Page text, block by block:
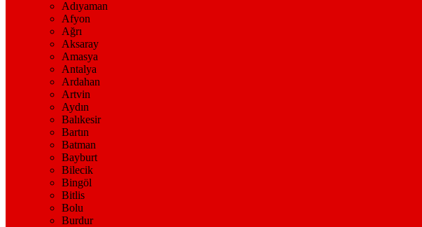
Adıyaman
Afyon
Ağrı
Aksaray
Amasya
Antalya
Ardahan
Artvin
Aydın
Balıkesir
Bartın
Batman
Bayburt
Bilecik
Bingöl
Bitlis
Bolu
Burdur